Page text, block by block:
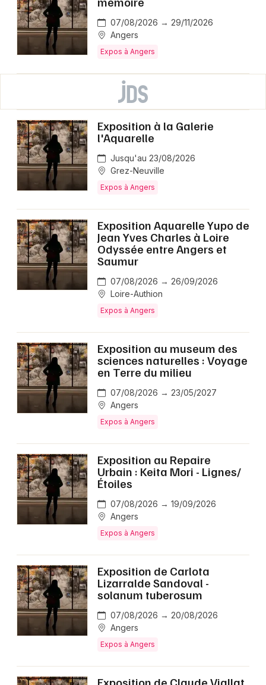
07/08/2026 → 29/11/2026
Angers
Expos à Angers
Exposition à la Galerie
l'Aquarelle
Jusqu'au 23/08/2026
Grez-Neuville
Expos à Angers
Exposition Aquarelle Yupo de
Jean Yves Charles à Loire
Odyssée entre Angers et
Saumur
07/08/2026 → 26/09/2026
Loire-Authion
Expos à Angers
Exposition au museum des
sciences naturelles : Voyage
en Terre du milieu
07/08/2026 → 23/05/2027
Angers
Expos à Angers
Exposition au Repaire
Urbain : Keita Mori - Lignes/
Étoiles
07/08/2026 → 19/09/2026
Angers
Expos à Angers
Exposition de Carlota
Lizarralde Sandoval -
solanum tuberosum
07/08/2026 → 20/08/2026
Angers
Expos à Angers
Exposition de Claude Viallat